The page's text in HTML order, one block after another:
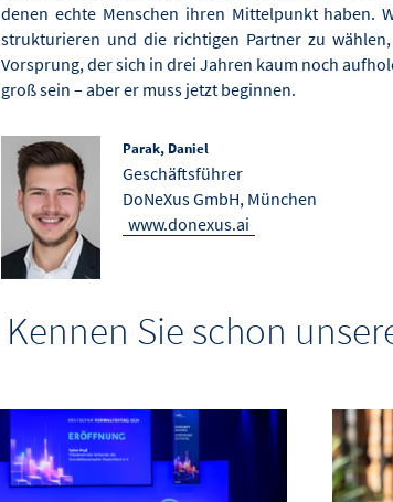
denen echte Menschen ihren Mittelpunkt haben.
strukturieren und die richtigen Partner zu
Vorsprung, der sich in drei Jahren kaum noch
groß sein – aber er muss jetzt beginnen.
Parak, Daniel
Geschäftsführer
DoNeXus GmbH, München
www.donexus.ai
Kennen Sie schon